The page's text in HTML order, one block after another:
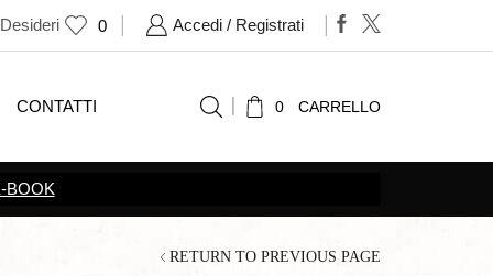
0 Accedi / Registrati
CONTATTI 0 CARRELLO
RETURN TO PREVIOUS PAGE